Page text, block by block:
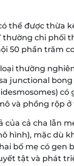
thể được thừa
chi phối
50 phần trăm
thường
junctional bong
có
và phồng rộp
cả cha lẫn
hình), mặc dù
bố mẹ có gen
tật và phát